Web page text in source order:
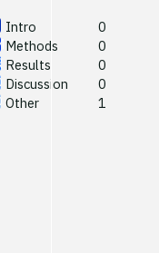
Intro
0
Methods
0
Results
0
Discussion
0
Other
1